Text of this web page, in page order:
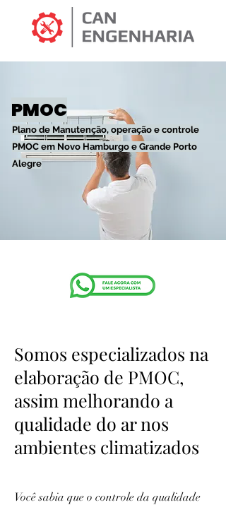
PMOC
Plano de Manutenção, operação e controle
PMOC em Novo Hamburgo e Grande Porto
Alegre
Somos especializados na
elaboração de PMOC,
assim melhorando a
qualidade do ar nos
ambientes climatizados
Você sabia que o controle da qualidade